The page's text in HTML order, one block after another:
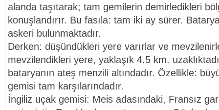
alanda taşıtarak; tam gemilerin demirledikleri
konuşlandırır. Bu fasıla: tam iki ay sürer.
askeri bulunmaktadır.
Derken: düşündükleri yere varırlar ve
mevzilendikleri yere, yaklaşık 4.5 km.
bataryanın ateş menzili altındadır. Özellikle:
gemisi tam karşılarındadır.
İngiliz uçak gemisi: Meis adasındaki, Fransız